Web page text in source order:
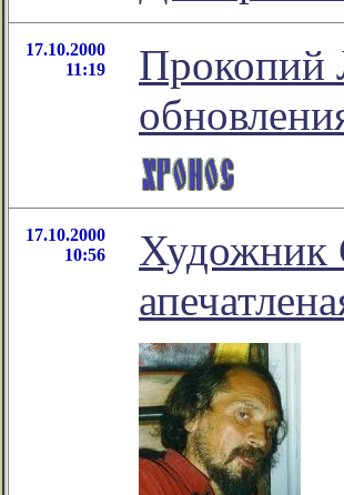
17.10.2000
11:19
Прокопий
17.10.2000
10:56
Художник